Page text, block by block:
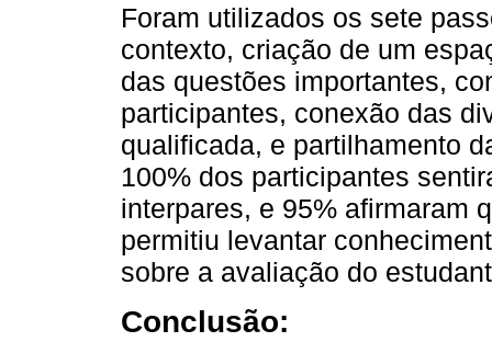
Foram utilizados os sete
contexto, criação de um
das questões importantes,
participantes, conexão das
qualificada, e partilhamento
100% dos participantes
interpares, e 95% afirmaram
permitiu levantar
sobre a avaliação do
Conclusão: